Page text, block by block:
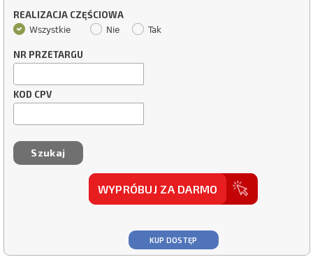
REALIZACJA CZĘŚCIOWA
Wszystkie Nie Tak
NR PRZETARGU
KOD CPV
WYPRÓBUJ ZA DARMO
KUP DOSTĘP